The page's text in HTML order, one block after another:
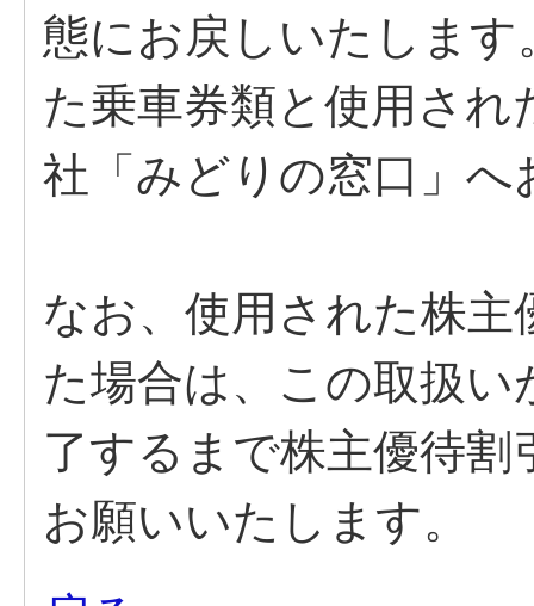
態にお戻しいたしま
た乗車券類と使用され
社「みどりの窓口」へ
なお、使用された株
た場合は、この取扱
了するまで株主優待
お願いいたします。